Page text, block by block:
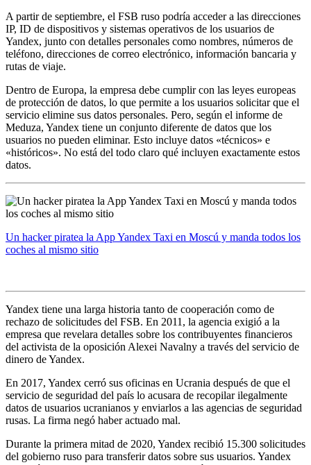
A partir de septiembre, el FSB ruso podría acceder a las direcciones
IP, ID de dispositivos y sistemas operativos de los usuarios de
Yandex, junto con detalles personales como nombres, números de
teléfono, direcciones de correo electrónico, información bancaria y
rutas de viaje.
Dentro de Europa, la empresa debe cumplir con las leyes europeas
de protección de datos, lo que permite a los usuarios solicitar que el
servicio elimine sus datos personales. Pero, según el informe de
Meduza, Yandex tiene un conjunto diferente de datos que los
usuarios no pueden eliminar. Esto incluye datos «técnicos» e
«históricos». No está del todo claro qué incluyen exactamente estos
datos.
Un hacker piratea la App Yandex Taxi en Moscú y manda todos los
coches al mismo sitio
Yandex tiene una larga historia tanto de cooperación como de
rechazo de solicitudes del FSB. En 2011, la agencia exigió a la
empresa que revelara detalles sobre los contribuyentes financieros
del activista de la oposición Alexei Navalny a través del servicio de
dinero de Yandex.
En 2017, Yandex cerró sus oficinas en Ucrania después de que el
servicio de seguridad del país lo acusara de recopilar ilegalmente
datos de usuarios ucranianos y enviarlos a las agencias de seguridad
rusas. La firma negó haber actuado mal.
Durante la primera mitad de 2020, Yandex recibió 15.300 solicitudes
del gobierno ruso para transferir datos sobre sus usuarios. Yandex